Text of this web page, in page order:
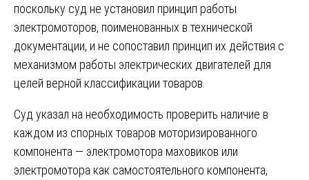
поскольку суд не установил принцип работы
электромоторов, поименованных в технической
документации, и не сопоставил принцип их действия с
механизмом работы электрических двигателей для
целей верной классификации товаров.
Суд указал на необходимость проверить наличие в
каждом из спорных товаров моторизированного
компонента — электромотора маховиков или
электромотора как самостоятельного компонента,